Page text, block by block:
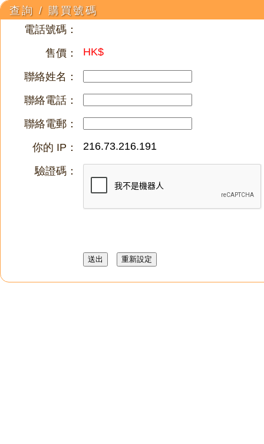
查詢 / 購買號碼
電話號碼：
售價：
HK$
聯絡姓名：
聯絡電話：
聯絡電郵：
你的 IP：
216.73.216.191
驗證碼：